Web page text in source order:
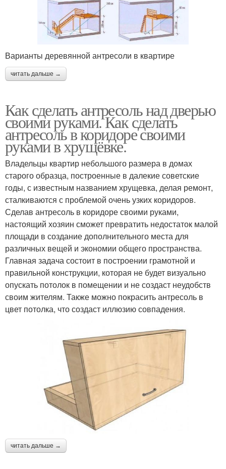
Варианты деревянной антресоли в квартире
читать дальше →
Как сделать антресоль над дверью
своими руками. Как сделать
антресоль в коридоре своими
руками в хрущёвке.
Владельцы квартир небольшого размера в домах
старого образца, построенные в далекие советские
годы, с известным названием хрущевка, делая ремонт,
сталкиваются с проблемой очень узких коридоров.
Сделав антресоль в коридоре своими руками,
настоящий хозяин сможет превратить недостаток малой
площади в создание дополнительного места для
различных вещей и экономии общего пространства.
Главная задача состоит в построении грамотной и
правильной конструкции, которая не будет визуально
опускать потолок в помещении и не создаст неудобств
своим жителям. Также можно покрасить антресоль в
цвет потолка, что создаст иллюзию совпадения.
читать дальше →